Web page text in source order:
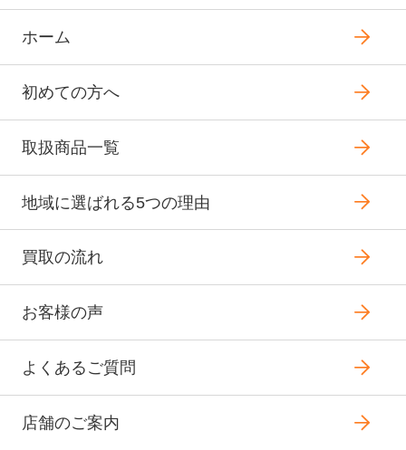
ホーム
初めての方へ
取扱商品一覧
地域に選ばれる5つの理由
買取の流れ
お客様の声
よくあるご質問
店舗のご案内